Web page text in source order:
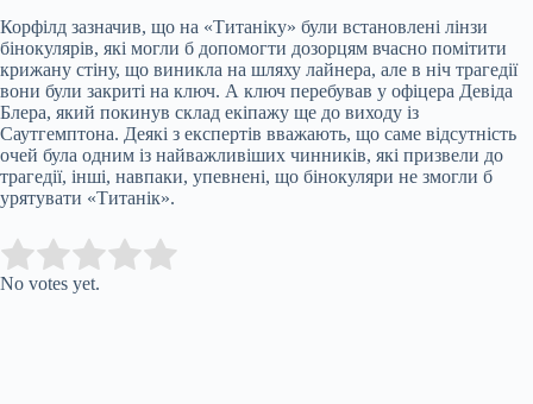
Корфілд зазначив, що на «Титаніку» були встановлені лінзи
бінокулярів, які могли б допомогти дозорцям вчасно помітити
крижану стіну, що виникла на шляху лайнера, але в ніч трагедії
вони були закриті на ключ. А ключ перебував у офіцера Девіда
Блера, який покинув склад екіпажу ще до виходу із
Саутгемптона. Деякі з експертів вважають, що саме відсутність
очей була одним із найважливіших чинників, які призвели до
трагедії, інші, навпаки, упевнені, що бінокуляри не змогли б
урятувати «Титанік».
Rate this item:
No votes yet.